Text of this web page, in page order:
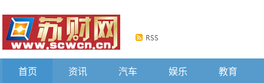
首页 资讯 汽车 娱乐 教育